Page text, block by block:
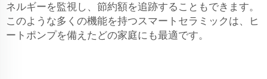
ネルギーを監視し、節約額を追跡することもできます。
このような多くの機能を持つスマートセラミックは、ヒ
ートポンプを備えたどの家庭にも最適です。